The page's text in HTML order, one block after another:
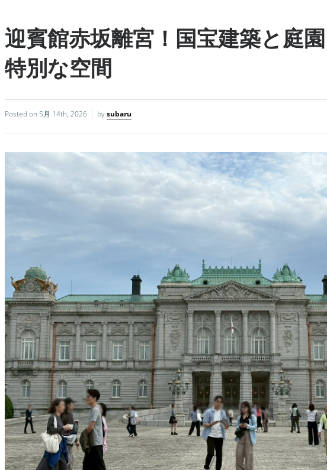
迎賓館赤坂離宮！国宝建築と庭
特別な空間
Posted on 5月 14th, 2026 bysubaru